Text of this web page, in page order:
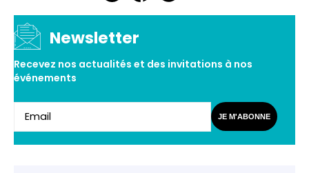
Newsletter
Recevez nos actualités et des invitations à nos
événements
JE M'ABONNE